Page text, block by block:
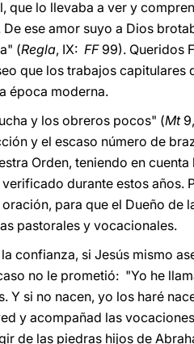
que lo llevaba a ver y
De ese amor suyo a Dios
(Regla, IX: FF 99). Queridos
que los trabajos
época moderna.
y los obreros pocos" (Mt
y el escaso número de
Orden, teniendo en
verificado durante estos años.
para que el Dueño de
pastorales y vocacionales.
confianza, si Jesús mismo
no le prometió: "Yo he
Y si no nacen, yo los haré
y acompañad las
de las piedras hijos de